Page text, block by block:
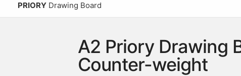
PRIORY Drawing Board
A2 Priory Drawing
Counter-weight